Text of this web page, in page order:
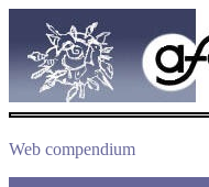
Web compendium